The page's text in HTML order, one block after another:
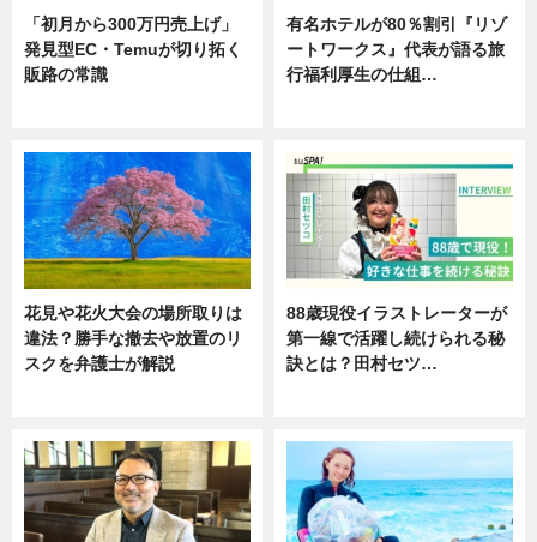
「初月から300万円売上げ」
発見型EC・Temuが切り拓く
販路の常識
有名ホテルが80％割引『リゾ
ートワークス』代表が語る旅
行福利厚生の仕組…
花見や花火大会の場所取りは
違法？勝手な撤去や放置のリ
スクを弁護士が解説
88歳現役イラストレーターが
第一線で活躍し続けられる秘
訣とは？田村セツ…